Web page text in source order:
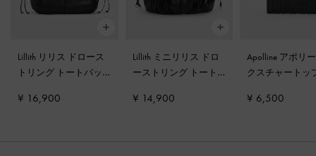
Lillith リリス ドロース
トリング トートバッ
¥ 16,900
Lillith ミニリリス ドロ
ーストリング トート
¥ 14,900
Apolline アポリ
クスチャートッ
ク
¥ 6,500